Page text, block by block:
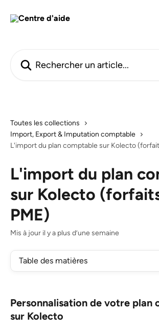
Toutes les collections
Import, Export & Imputation comptable
L'import du plan comptable sur Kolecto
L'import du plan
sur Kolecto
PME)
Mis à jour il y a plus d’une semaine
Table des matières
Personnalisation de votre plan
sur Kolecto